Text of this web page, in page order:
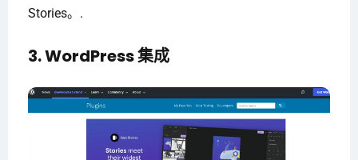
Stories。.
3. WordPress 集成